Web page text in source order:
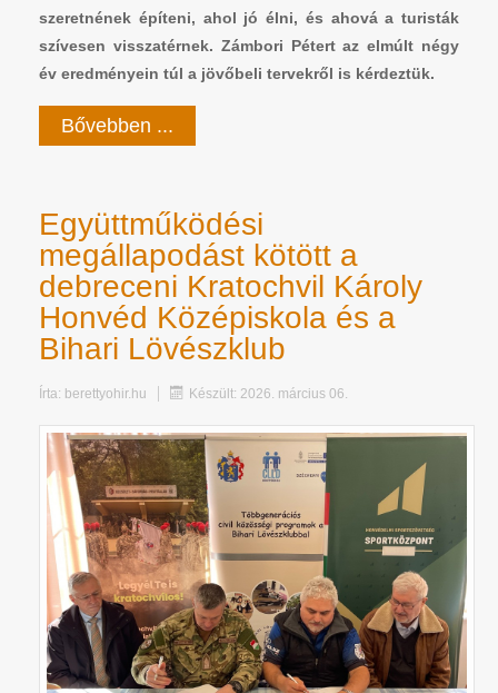
szeretnének építeni, ahol jó élni, és ahová a turisták
szívesen visszatérnek. Zámbori Pétert az elmúlt négy
év eredményein túl a jövőbeli tervekről is kérdeztük.
Bővebben ...
Együttműködési
megállapodást kötött a
debreceni Kratochvil Károly
Honvéd Középiskola és a
Bihari Lövészklub
Írta: berettyohir.hu Készült: 2026. március 06.